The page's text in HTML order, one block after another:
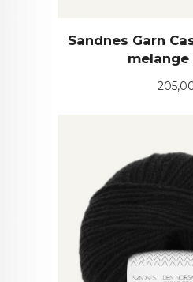
Sandnes Garn
melange
Pris